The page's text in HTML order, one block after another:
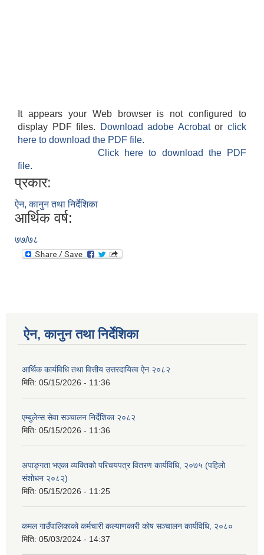
It appears your Web browser is not configured to
display PDF files.
Download adobe Acrobatorclick
here to download the PDF file.
Click here to download the PDF
file.
प्रकार:
ऐन, कानुन तथा निर्देशिका
आर्थिक वर्ष:
७७/७८
ऐन, कानुन तथा निर्देशिका
आर्थिक कार्यविधि तथा वित्तीय उत्तरदायित्व ऐन २०८२
मिति: 05/15/2026 - 11:36
एम्बुलेन्स सेवा सञ्चालन निर्देशिका २०८२
मिति: 05/15/2026 - 11:36
अपाङ्गता भएका व्यक्तिको परिचयपत्र वितरण कार्यविधि, २०७५ (पहिलो
संशोधन २०८२)
मिति: 05/15/2026 - 11:25
कमल गाउँपालिकाको कर्मचारी कल्याणकारी कोष सञ्चालन कार्यविधि, २०८०
मिति: 05/03/2024 - 14:37